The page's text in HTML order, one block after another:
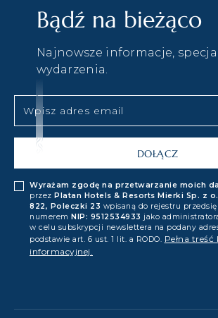
Bądź na bieżąco
Najnowsze informacje,
wydarzenia.
Wyrażam zgodę na przetwarzanie moich
przez Platan Hotels & Resorts Mierki Sp. z
822, Poleczki 23 wpisaną do rejestru
numerem NIP: 9512534933 jako
w celu subskrypcji newslettera na podany
podstawie art. 6 ust. 1 lit. a RODO.
Pełna
informacyjnej.